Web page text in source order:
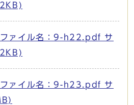
ァイル名：9-h22.pdf サ
ァイル名：9-h23.pdf サ